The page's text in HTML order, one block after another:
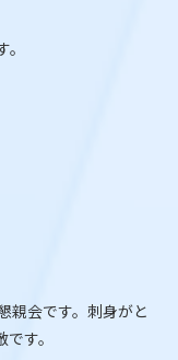
親会です。刺身がと
す。